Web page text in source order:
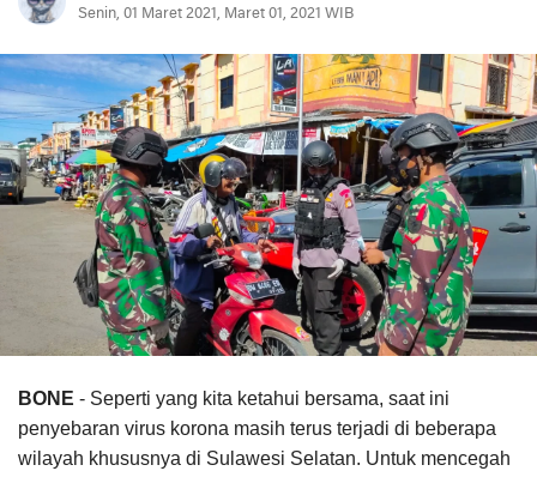
Senin, 01 Maret 2021, Maret 01, 2021 WIB
BONE - Seperti yang kita ketahui bersama, saat ini
penyebaran virus korona masih terus terjadi di beberapa
wilayah khususnya di Sulawesi Selatan. Untuk mencegah